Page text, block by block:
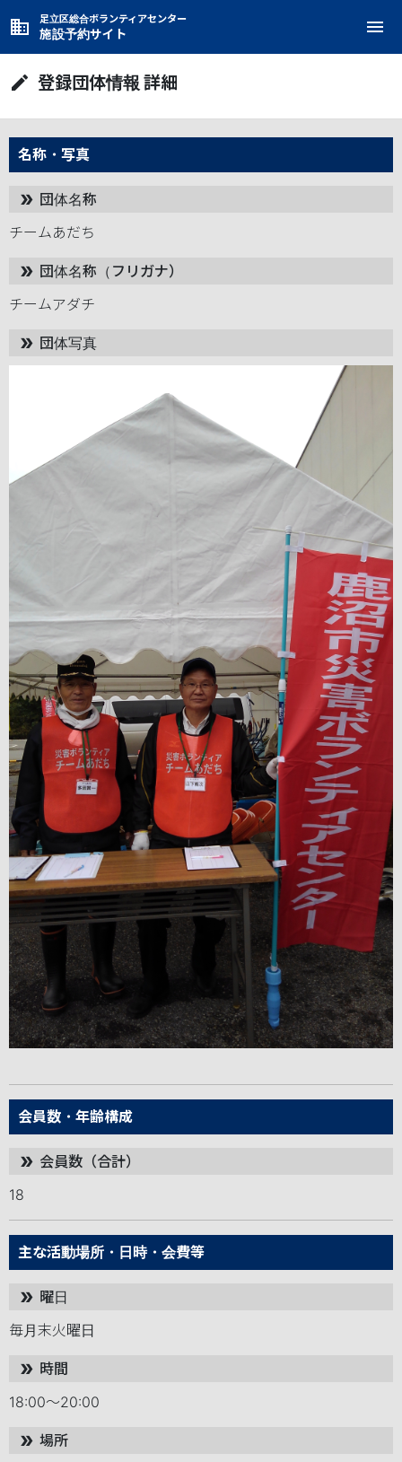
足立区総合ボランティアセンター
施設予約サイト
business menu
edit 登録団体情報 詳細
名称・写真
double_arrow 団体名称
チームあだち
double_arrow 団体名称（フリガナ）
チームアダチ
double_arrow 団体写真
会員数・年齢構成
double_arrow 会員数（合計）
18
主な活動場所・日時・会費等
double_arrow 曜日
毎月末火曜日
double_arrow 時間
18:00～20:00
double_arrow 場所